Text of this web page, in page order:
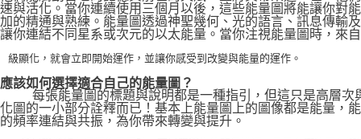
速與活化。當你連續使用三個月以後，這些能量圖將能讓你對
加的精通與熟練。能量圖透過神聖幾何、光的語言、訊息傳輸
讓你連結不同星系或次元的以太能量。當你注視能量圖時，來
級顯化，就會立即開始運作，並讓你感受到改變與能量的運作。
應該如何選擇適合自己的能量圖？
每張能量圖的標題與說明都是一種指引，但這只是高層次
化圖的一小部分詮釋而已！基本上能量圖上的圖像都是能量，
的頻率連結與共振，為你帶來轉變與提升。